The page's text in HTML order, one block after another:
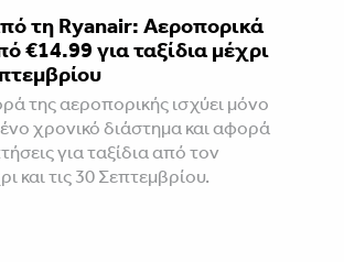
τη Ryanair: Αεροπορικά
€14.99 για ταξίδια μέχρι
της αεροπορικής ισχύει μόνο
χρονικό διάστημα και αφορά
για ταξίδια από τον
και τις 30 Σεπτεμβρίου.